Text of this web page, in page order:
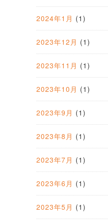
2024年1月 (1)
2023年12月 (1)
2023年11月 (1)
2023年10月 (1)
2023年9月 (1)
2023年8月 (1)
2023年7月 (1)
2023年6月 (1)
2023年5月 (1)